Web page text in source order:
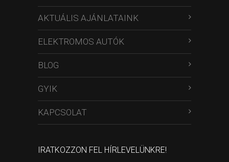
AKTUÁLIS AJÁNLATAINK
ELEKTROMOS AUTÓK
BLOG
GYIK
KAPCSOLAT
IRATKOZZON FEL HÍRLEVELÜNKRE!